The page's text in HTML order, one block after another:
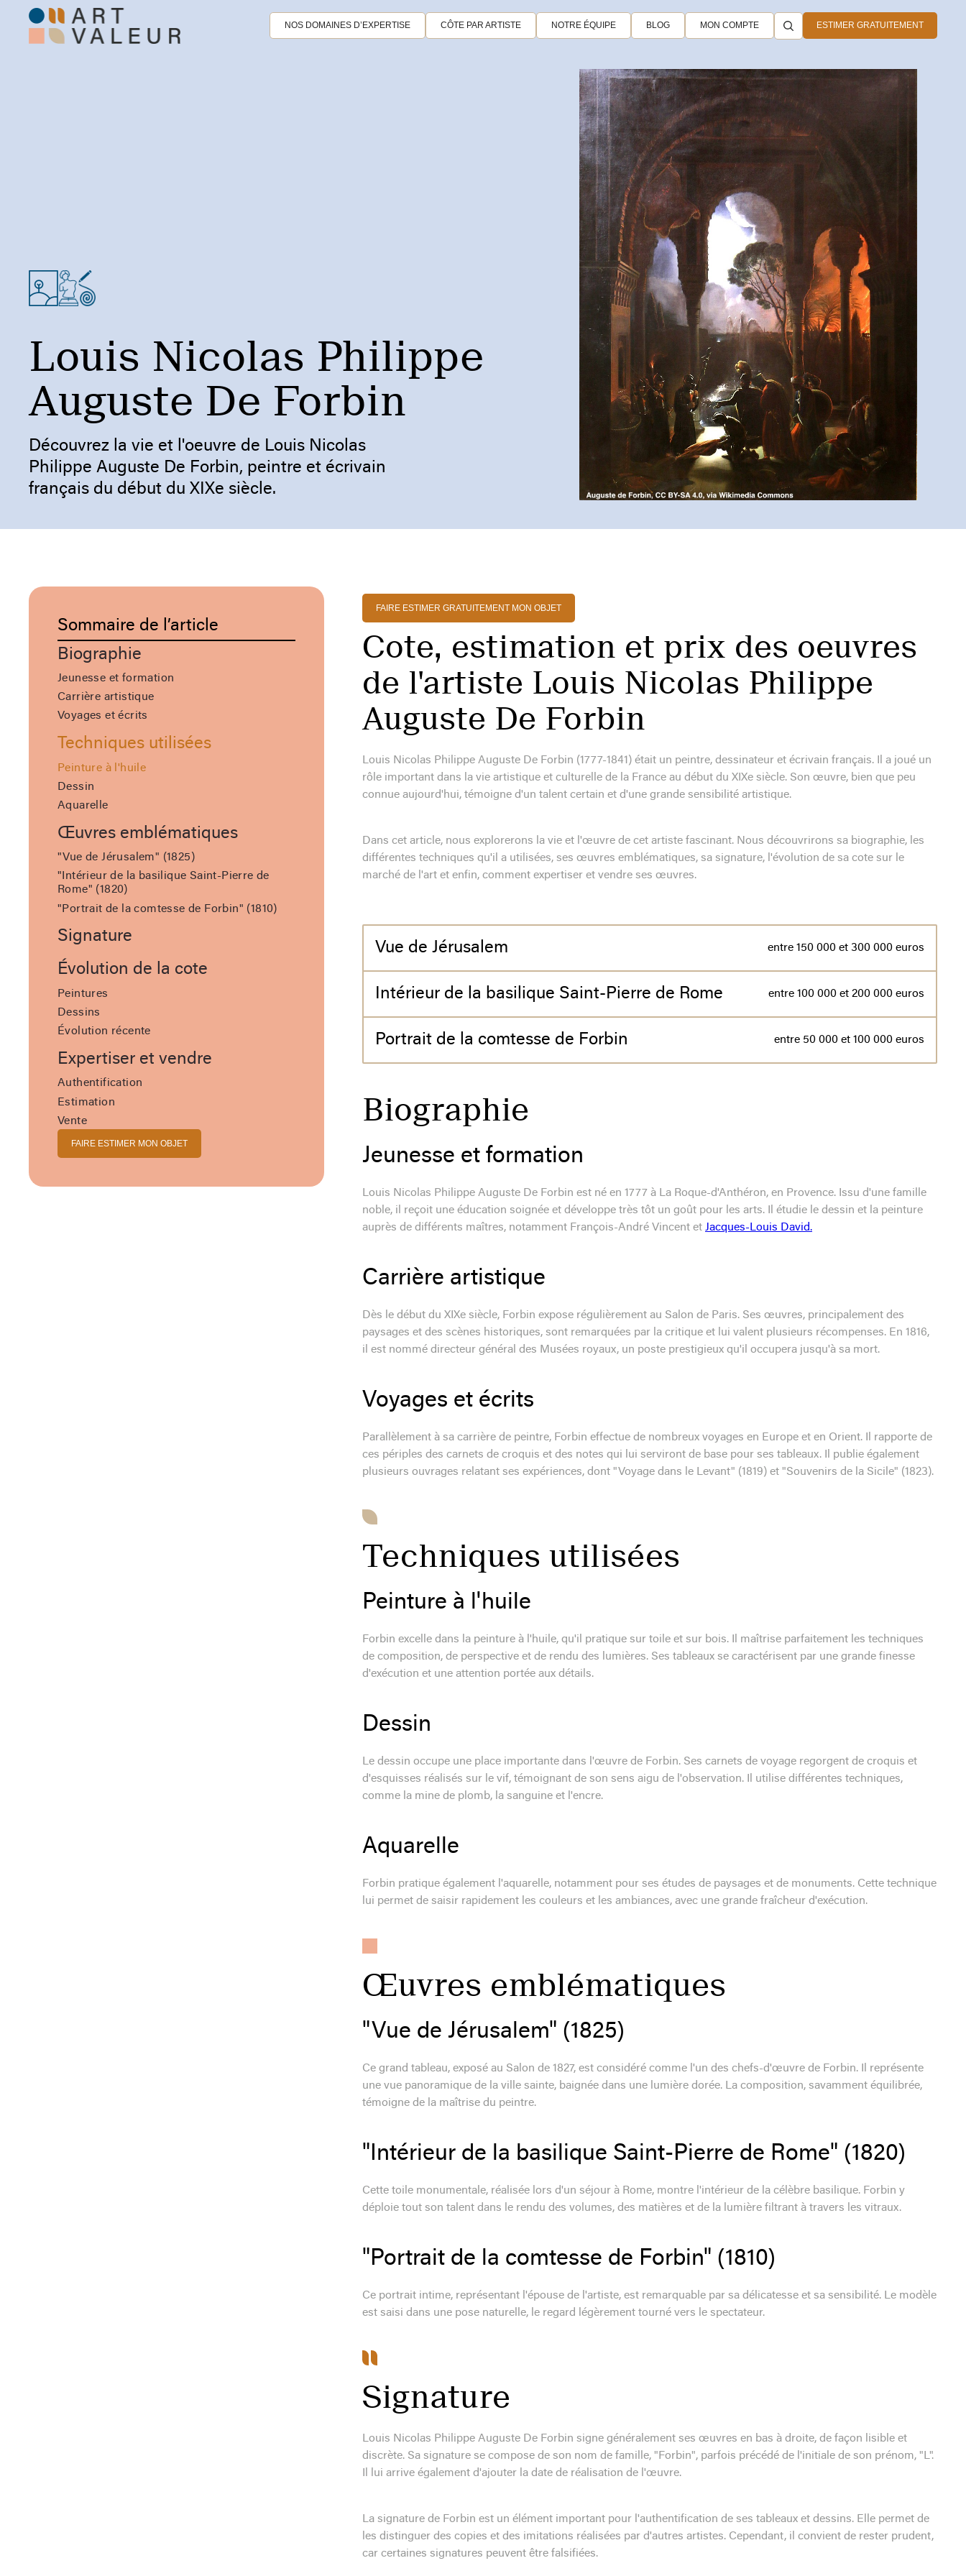
NOS DOMAINES D’EXPERTISE CÔTE PAR ARTISTE NOTRE ÉQUIPE BLOG MON COMPTE ESTIMER GRATUITEMENT
Louis Nicolas Philippe
Auguste De Forbin
Découvrez la vie et l'oeuvre de Louis Nicolas
Philippe Auguste De Forbin, peintre et écrivain
français du début du XIXe siècle.
Sommaire de l’article
Biographie
Jeunesse et formation
Carrière artistique
Voyages et écrits
Techniques utilisées
Peinture à l'huile
Dessin
Aquarelle
Œuvres emblématiques
"Vue de Jérusalem" (1825)
"Intérieur de la basilique Saint-Pierre de
Rome" (1820)
"Portrait de la comtesse de Forbin" (1810)
Signature
Évolution de la cote
Peintures
Dessins
Évolution récente
Expertiser et vendre
Authentification
Estimation
Vente
FAIRE ESTIMER MON OBJET
FAIRE ESTIMER GRATUITEMENT MON OBJET
Cote, estimation et prix des oeuvres
de l'artiste Louis Nicolas Philippe
Auguste De Forbin
Louis Nicolas Philippe Auguste De Forbin (1777-1841) était un peintre, dessinateur et écrivain français. Il a joué un
rôle important dans la vie artistique et culturelle de la France au début du XIXe siècle. Son œuvre, bien que peu
connue aujourd'hui, témoigne d'un talent certain et d'une grande sensibilité artistique.
Dans cet article, nous explorerons la vie et l'œuvre de cet artiste fascinant. Nous découvrirons sa biographie, les
différentes techniques qu'il a utilisées, ses œuvres emblématiques, sa signature, l'évolution de sa cote sur le
marché de l'art et enfin, comment expertiser et vendre ses œuvres.
Vue de Jérusalem entre 150 000 et 300 000 euros
Intérieur de la basilique Saint-Pierre de Rome entre 100 000 et 200 000 euros
Portrait de la comtesse de Forbin entre 50 000 et 100 000 euros
Biographie
Jeunesse et formation
Louis Nicolas Philippe Auguste De Forbin est né en 1777 à La Roque-d'Anthéron, en Provence. Issu d'une famille
noble, il reçoit une éducation soignée et développe très tôt un goût pour les arts. Il étudie le dessin et la peinture
auprès de différents maîtres, notamment François-André Vincent et Jacques-Louis David.
Carrière artistique
Dès le début du XIXe siècle, Forbin expose régulièrement au Salon de Paris. Ses œuvres, principalement des
paysages et des scènes historiques, sont remarquées par la critique et lui valent plusieurs récompenses. En 1816,
il est nommé directeur général des Musées royaux, un poste prestigieux qu'il occupera jusqu'à sa mort.
Voyages et écrits
Parallèlement à sa carrière de peintre, Forbin effectue de nombreux voyages en Europe et en Orient. Il rapporte de
ces périples des carnets de croquis et des notes qui lui serviront de base pour ses tableaux. Il publie également
plusieurs ouvrages relatant ses expériences, dont "Voyage dans le Levant" (1819) et "Souvenirs de la Sicile" (1823).
Techniques utilisées
Peinture à l'huile
Forbin excelle dans la peinture à l'huile, qu'il pratique sur toile et sur bois. Il maîtrise parfaitement les techniques
de composition, de perspective et de rendu des lumières. Ses tableaux se caractérisent par une grande finesse
d'exécution et une attention portée aux détails.
Dessin
Le dessin occupe une place importante dans l'œuvre de Forbin. Ses carnets de voyage regorgent de croquis et
d'esquisses réalisés sur le vif, témoignant de son sens aigu de l'observation. Il utilise différentes techniques,
comme la mine de plomb, la sanguine et l'encre.
Aquarelle
Forbin pratique également l'aquarelle, notamment pour ses études de paysages et de monuments. Cette technique
lui permet de saisir rapidement les couleurs et les ambiances, avec une grande fraîcheur d'exécution.
Œuvres emblématiques
"Vue de Jérusalem" (1825)
Ce grand tableau, exposé au Salon de 1827, est considéré comme l'un des chefs-d'œuvre de Forbin. Il représente
une vue panoramique de la ville sainte, baignée dans une lumière dorée. La composition, savamment équilibrée,
témoigne de la maîtrise du peintre.
"Intérieur de la basilique Saint-Pierre de Rome" (1820)
Cette toile monumentale, réalisée lors d'un séjour à Rome, montre l'intérieur de la célèbre basilique. Forbin y
déploie tout son talent dans le rendu des volumes, des matières et de la lumière filtrant à travers les vitraux.
"Portrait de la comtesse de Forbin" (1810)
Ce portrait intime, représentant l'épouse de l'artiste, est remarquable par sa délicatesse et sa sensibilité. Le modèle
est saisi dans une pose naturelle, le regard légèrement tourné vers le spectateur.
Signature
Louis Nicolas Philippe Auguste De Forbin signe généralement ses œuvres en bas à droite, de façon lisible et
discrète. Sa signature se compose de son nom de famille, "Forbin", parfois précédé de l'initiale de son prénom, "L".
Il lui arrive également d'ajouter la date de réalisation de l'œuvre.
La signature de Forbin est un élément important pour l'authentification de ses tableaux et dessins. Elle permet de
les distinguer des copies et des imitations réalisées par d'autres artistes. Cependant, il convient de rester prudent,
car certaines signatures peuvent être falsifiées.